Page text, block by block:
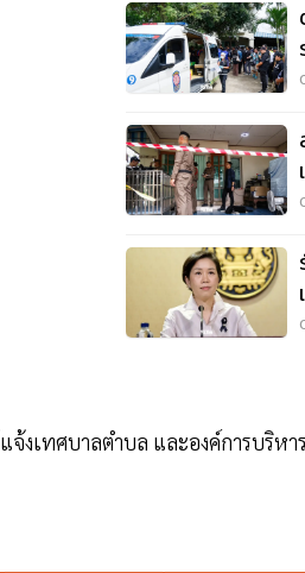
จ้งเทศบาลตำบล และองค์การบริห